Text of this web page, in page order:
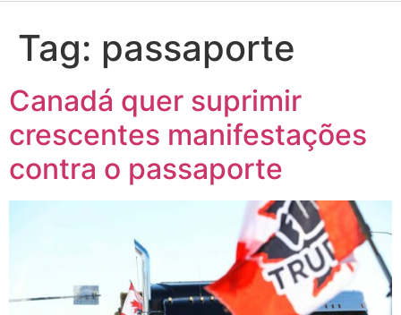
Tag: passaporte
Canadá quer suprimir
crescentes manifestações
contra o passaporte